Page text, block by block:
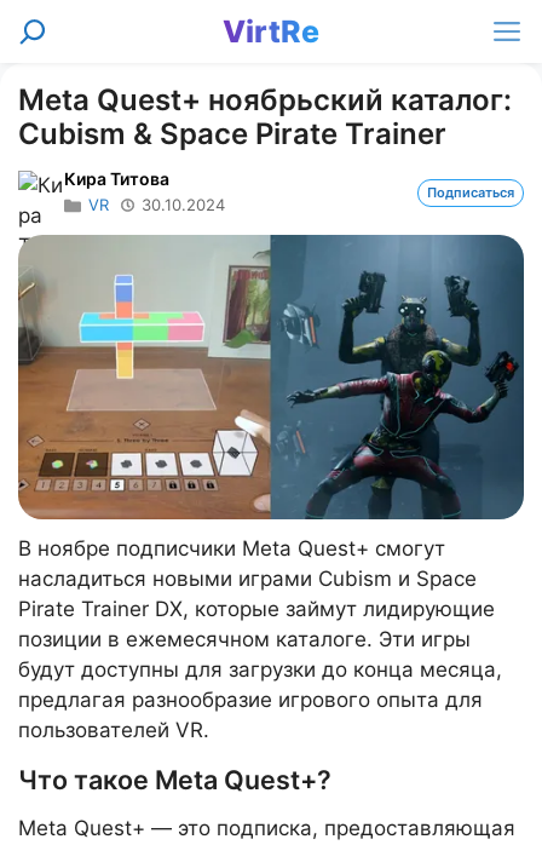
Перейти
VirtRe
Поиск
Meta Quest+ ноябрьский каталог:
Cubism & Space Pirate Trainer
Кира Титова
VR 30.10.2024
Подписаться
В ноябре подписчики Meta Quest+ смогут
насладиться новыми играми Cubism и Space
Pirate Trainer DX, которые займут лидирующие
позиции в ежемесячном каталоге. Эти игры
будут доступны для загрузки до конца месяца,
предлагая разнообразие игрового опыта для
пользователей VR.
Что такое Meta Quest+?
Meta Quest+ — это подписка, предоставляющая